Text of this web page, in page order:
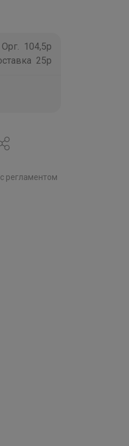
Орг. 104,5р
25р
регламентом